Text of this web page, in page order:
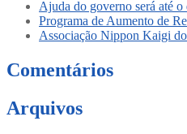
Ajuda do governo será até
Programa de Aumento de
Associação Nippon Kaigi
Comentários
Arquivos